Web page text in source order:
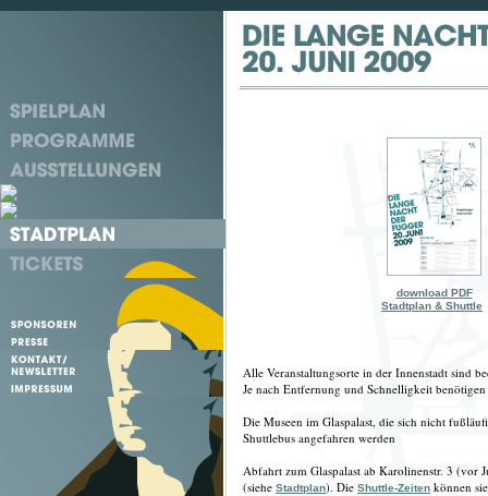
download PDF
Stadtplan & Shuttle
Alle Veranstaltungsorte in der Innenstadt sind
Je nach Entfernung und Schnelligkeit
Die Museen im Glaspalast, die sich nicht
Shuttlebus angefahren werden
Abfahrt zum Glaspalast ab Karolinenstr. 3 (vor
(siehe Stadtplan). Die Shuttle-Zeiten können